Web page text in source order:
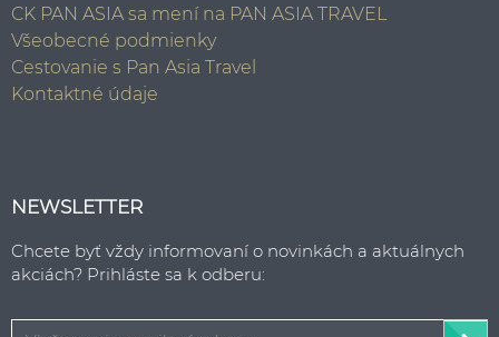
CK PAN ASIA sa mení na PAN ASIA TRAVEL
Všeobecné podmienky
Cestovanie s Pan Asia Travel
Kontaktné údaje
NEWSLETTER
Chcete byť vždy informovaní o novinkách a aktuálnych
akciách? Prihláste sa k odberu: